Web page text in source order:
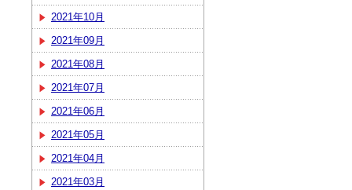
2021年10月
2021年09月
2021年08月
2021年07月
2021年06月
2021年05月
2021年04月
2021年03月